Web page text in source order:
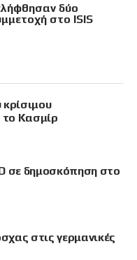
δύο
στο ISIS
κρίσιμου
Κασμίρ
σε δημοσκόπηση στο
στις γερμανικές